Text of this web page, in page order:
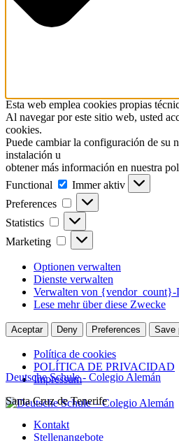
Esta web emplea cookies propias
Al navegar por este sitio web, usted
cookies.
Puede cambiar la configuración de su
instalación u
obtener más información en nuestra
Functional
Functional
Immer aktiv
Preferences
Preferences
Statistics Statistics
Marketing Marketing
Optionen verwalten
Dienste verwalten
Verwalten von {vendor_count}-
Lese mehr über diese Zwecke
Aceptar Deny Preferences Save
Política de cookies
POLÍTICA DE PRIVACIDAD
Impressum
Zum
springen
Deutsche Schule - Colegio Alemán
Santa Cruz de Tenerife
Kontakt
Stellenangebote